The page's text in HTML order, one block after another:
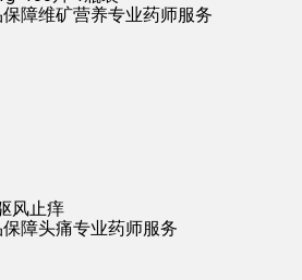
障维矿营养专业药师服务
风止痒
障头痛专业药师服务